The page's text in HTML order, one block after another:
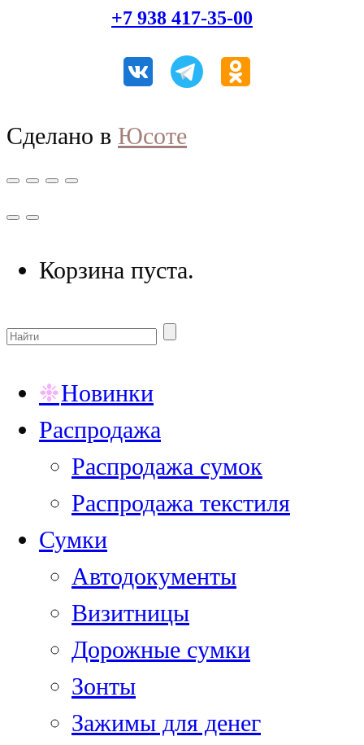
+7 938 417-35-00
Сделано в Юсоте
Корзина пуста.
Новинки
Распродажа
Распродажа сумок
Распродажа текстиля
Сумки
Автодокументы
Визитницы
Дорожные сумки
Зонты
Зажимы для денег